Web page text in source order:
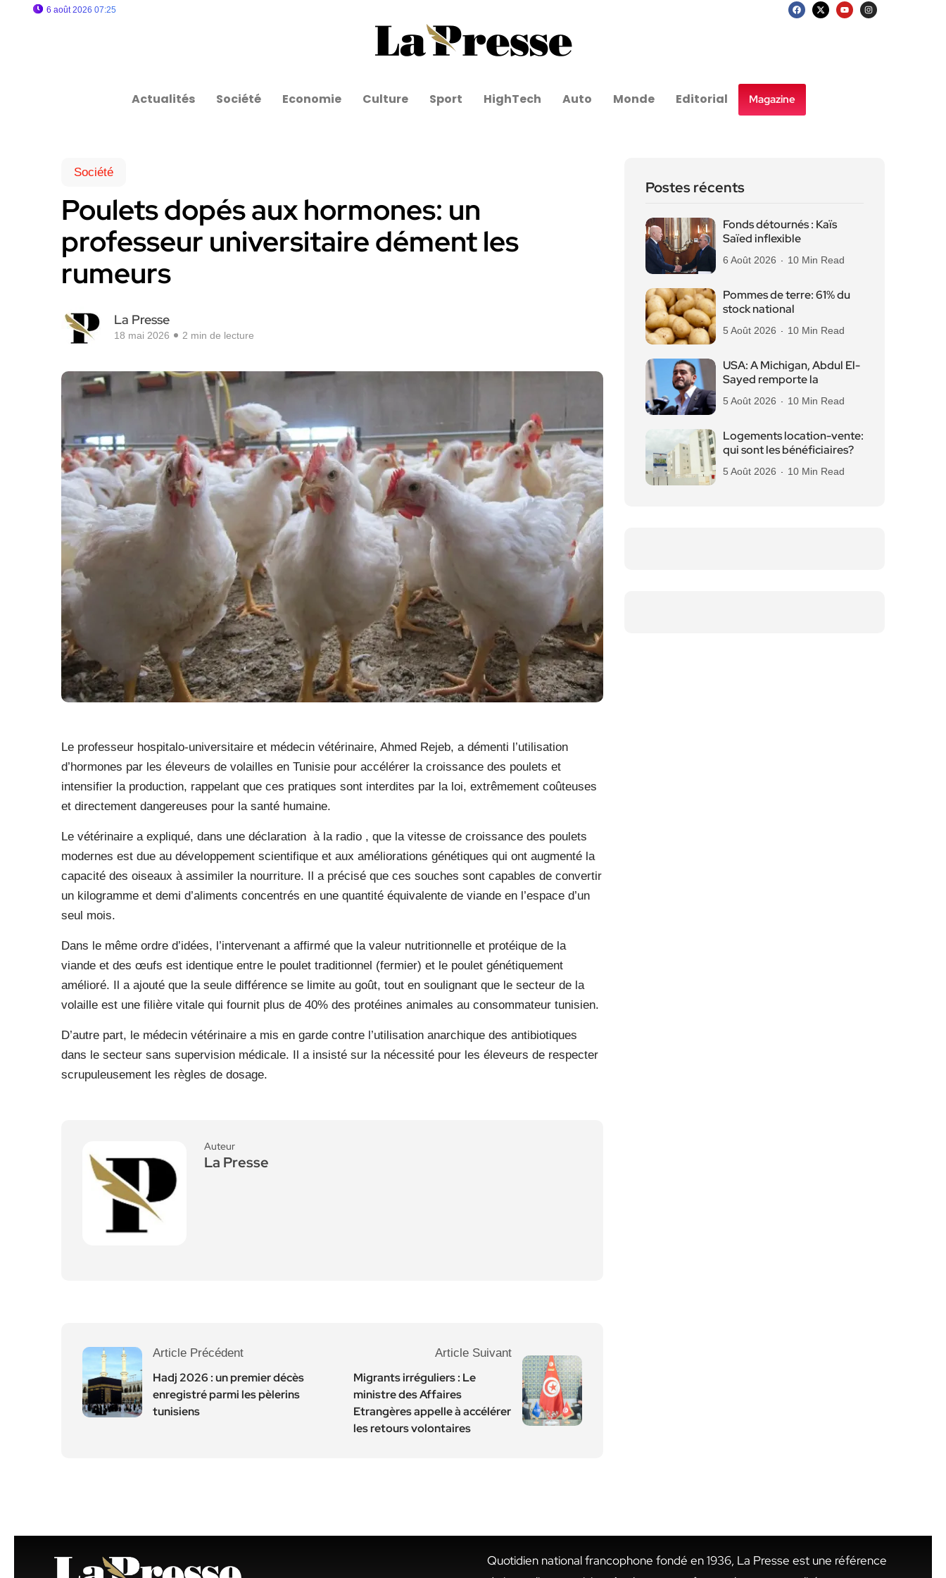
6 août 2026 07:25
Actualités Société Economie Culture Sport HighTech Auto Monde Editorial Magazine
Société
Poulets dopés aux hormones: un
professeur universitaire dément les
rumeurs
La Presse
18 mai 2026 2 min de lecture
Le professeur hospitalo-universitaire et médecin vétérinaire, Ahmed Rejeb, a démenti l’utilisation
d’hormones par les éleveurs de volailles en Tunisie pour accélérer la croissance des poulets et
intensifier la production, rappelant que ces pratiques sont interdites par la loi, extrêmement coûteuses
et directement dangereuses pour la santé humaine.
Le vétérinaire a expliqué, dans une déclaration à la radio , que la vitesse de croissance des poulets
modernes est due au développement scientifique et aux améliorations génétiques qui ont augmenté la
capacité des oiseaux à assimiler la nourriture. Il a précisé que ces souches sont capables de convertir
un kilogramme et demi d’aliments concentrés en une quantité équivalente de viande en l’espace d’un
seul mois.
Dans le même ordre d’idées, l’intervenant a affirmé que la valeur nutritionnelle et protéique de la
viande et des œufs est identique entre le poulet traditionnel (fermier) et le poulet génétiquement
amélioré. Il a ajouté que la seule différence se limite au goût, tout en soulignant que le secteur de la
volaille est une filière vitale qui fournit plus de 40% des protéines animales au consommateur tunisien.
D’autre part, le médecin vétérinaire a mis en garde contre l’utilisation anarchique des antibiotiques
dans le secteur sans supervision médicale. Il a insisté sur la nécessité pour les éleveurs de respecter
scrupuleusement les règles de dosage.
Auteur
La Presse
Article Précédent
Hadj 2026 : un premier décès
enregistré parmi les pèlerins
tunisiens
Article Suivant
Migrants irréguliers : Le
ministre des Affaires
Etrangères appelle à accélérer
les retours volontaires
Postes récents
Fonds détournés : Kaïs
Saïed inflexible
6 Août 2026 10 Min Read
Pommes de terre: 61% du
stock national
5 Août 2026 10 Min Read
USA: A Michigan, Abdul El-
Sayed remporte la
5 Août 2026 10 Min Read
Logements location-vente:
qui sont les bénéficiaires?
5 Août 2026 10 Min Read
Quotidien national francophone fondé en 1936, La Presse est une référence